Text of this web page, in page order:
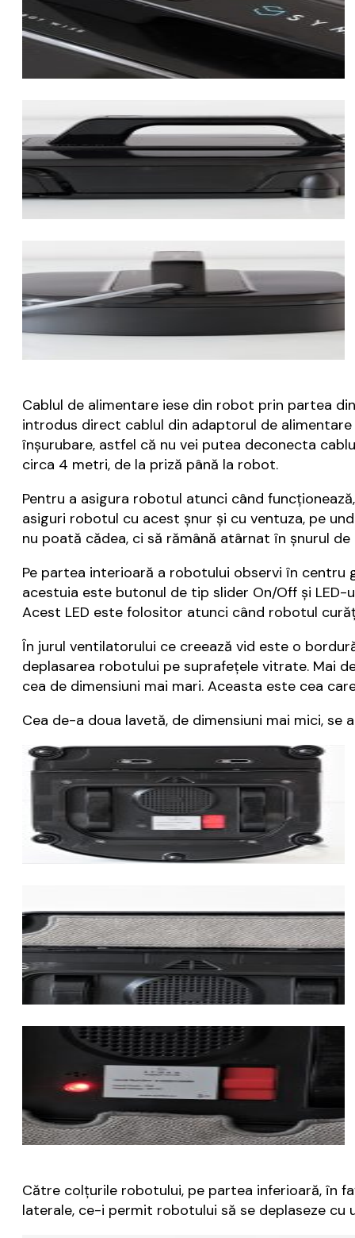
Cablul de alimentare iese din robot prin partea
introdus direct cablul din adaptorul de
înșurubare, astfel că nu vei putea deconecta
circa 4 metri, de la priză până la robot.
Pentru a asigura robotul atunci când
asiguri robotul cu acest șnur și cu ventuza, pe
nu poată cădea, ci să rămână atârnat în șnurul de
Pe partea interioară a robotului observi în centru
acestuia este butonul de tip slider On/Off și
Acest LED este folositor atunci când robotul
În jurul ventilatorului ce creează vid este o
deplasarea robotului pe suprafețele vitrate. Mai
cea de dimensiuni mai mari. Aceasta este cea
Cea de-a doua lavetă, de dimensiuni mai mici,
Către colțurile robotului, pe partea inferioară, în
laterale, ce-i permit robotului să se deplaseze cu